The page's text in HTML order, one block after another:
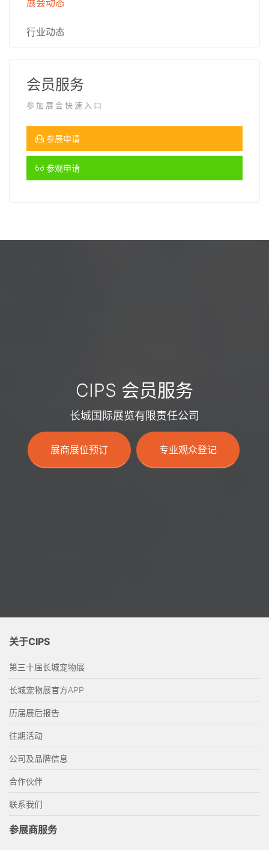
展会动态
行业动态
会员服务
参加展会快速入口
参展申请
参观申请
CIPS 会员服务
长城国际展览有限责任公司
展商展位预订 专业观众登记
关于CIPS
第三十届长城宠物展
长城宠物展官方APP
历届展后报告
往期活动
公司及品牌信息
合作伙伴
联系我们
参展商服务